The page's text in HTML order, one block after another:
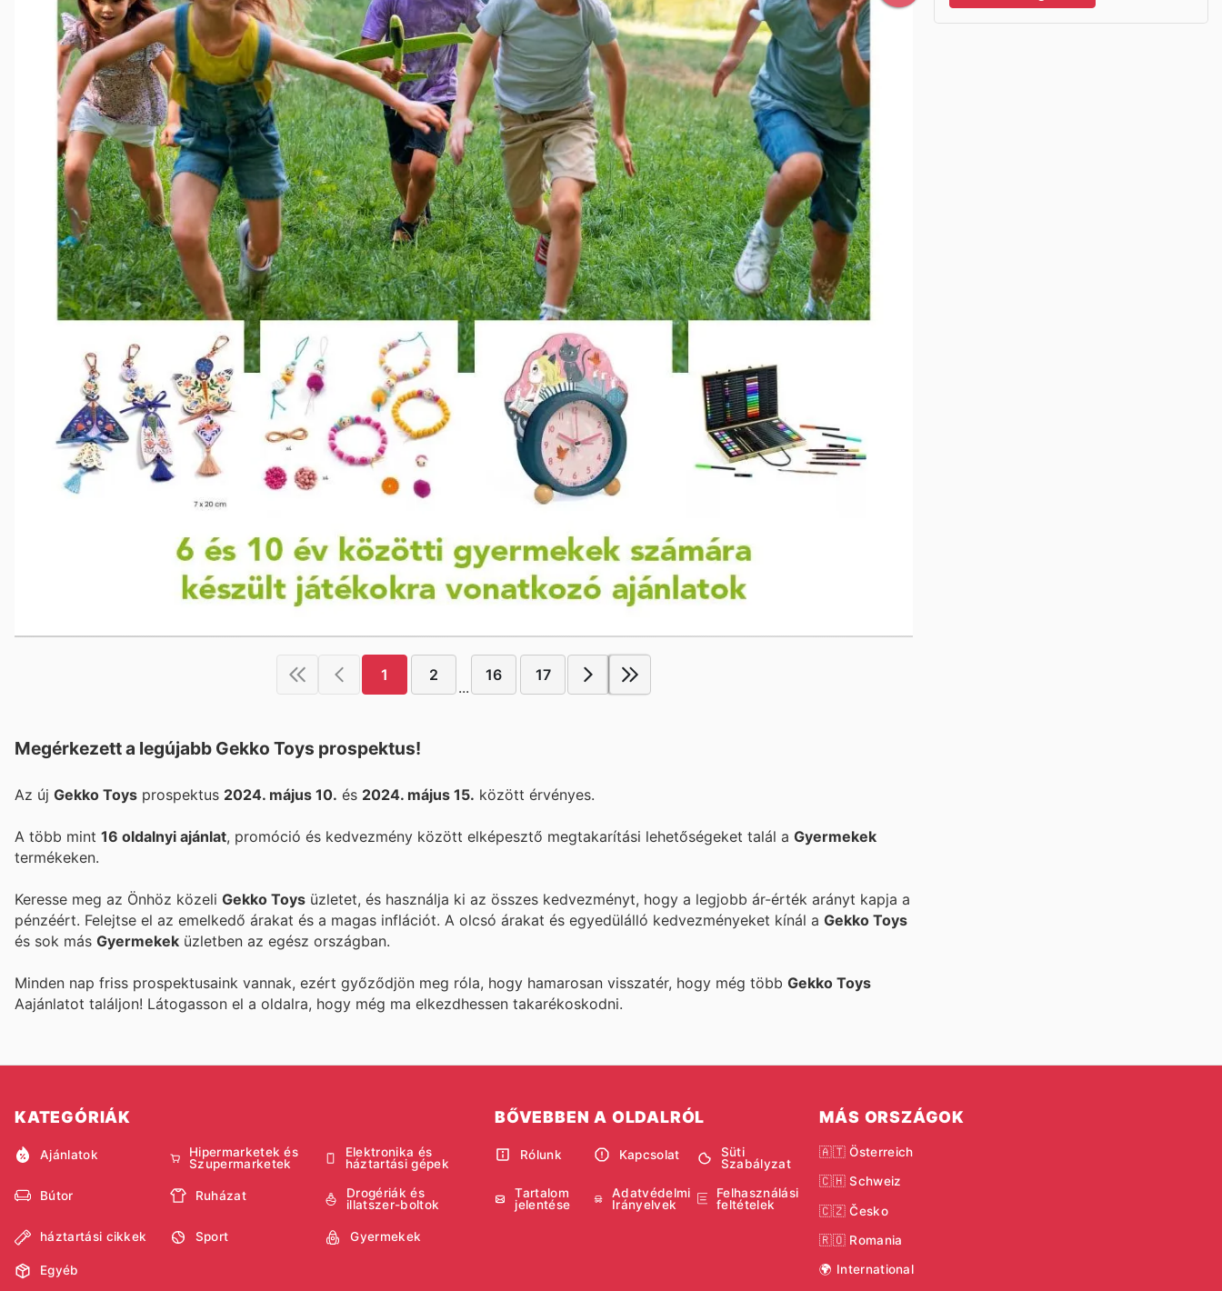
1 2
...
16 17
Megérkezett a legújabb Gekko Toys prospektus!
Az új Gekko Toys prospektus 2024. május 10. és 2024. május 15. között érvényes.
A több mint 16 oldalnyi ajánlat, promóció és kedvezmény között elképesztő megtakarítási lehetőségeket talál a Gyermekek
termékeken.
Keresse meg az Önhöz közeli Gekko Toys üzletet, és használja ki az összes kedvezményt, hogy a legjobb ár-érték arányt kapja a
pénzéért. Felejtse el az emelkedő árakat és a magas inflációt. A olcsó árakat és egyedülálló kedvezményeket kínál a Gekko Toys
és sok más Gyermekek üzletben az egész országban.
Minden nap friss prospektusaink vannak, ezért győződjön meg róla, hogy hamarosan visszatér, hogy még több Gekko Toys
Aajánlatot találjon! Látogasson el a oldalra, hogy még ma elkezdhessen takarékoskodni.
KATEGÓRIÁK
Ajánlatok
Hipermarketek és
Szupermarketek
Elektronika és
háztartási gépek
Bútor Ruházat
Drogériák és
illatszer-boltok
háztartási cikkek Sport Gyermekek
Egyéb
BŐVEBBEN A OLDALRÓL
Rólunk Kapcsolat
Süti
Szabályzat
Tartalom
jelentése
Adatvédelmi
Irányelvek
Felhasználási
feltételek
MÁS ORSZÁGOK
🇦🇹 Österreich
🇨🇭 Schweiz
🇨🇿 Česko
🇷🇴 Romania
🌍 International